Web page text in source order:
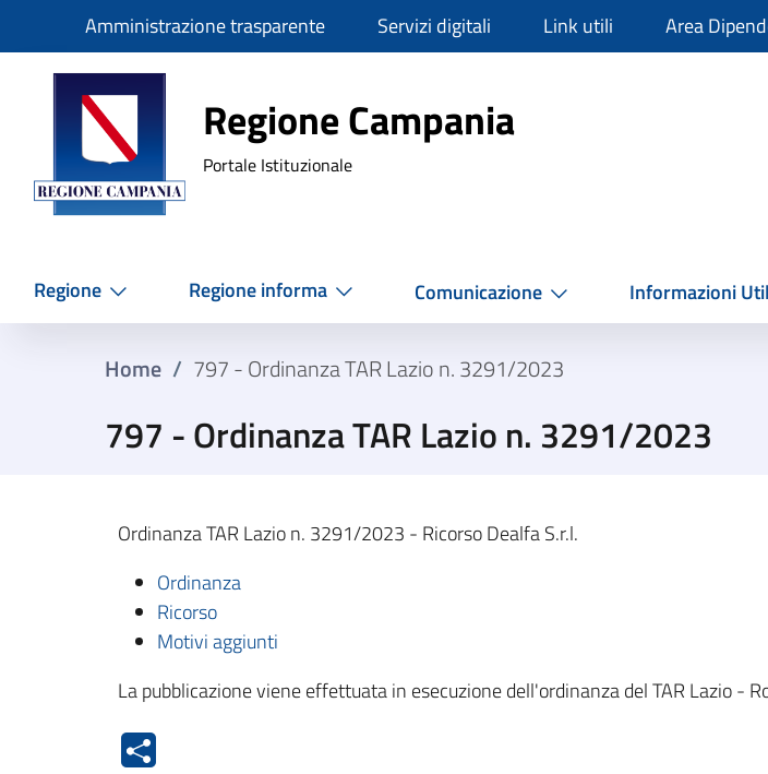
SlimAmministrazione trasparente Servizi digitali Link utili Area
Regione Campania
Regione Campania
Portale Istituzionale
Regione Regione informa Comunicazione Informazioni
Home / 797 - Ordinanza TAR Lazio n. 3291/2023
797 - Ordinanza TAR Lazio n. 3291/2023
Ordinanza TAR Lazio n. 3291/2023 - Ricorso Dealfa S.r.l.
Ordinanza
Ricorso
Motivi aggiunti
La pubblicazione viene effettuata in esecuzione dell'ordinanza del TAR Lazio -